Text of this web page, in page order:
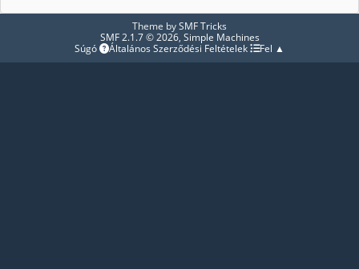
Theme bySMF Tricks
SMF 2.1.7 © 2026, Simple Machines
Súgó
Általános Szerződési Feltételek Fel ▲